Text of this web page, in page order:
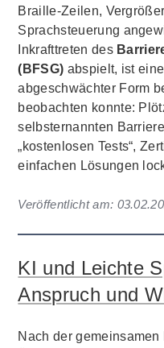
Braille-Zeilen,
Sprachsteuerung
Inkrafttreten des
(BFSG) abspielt, ist
abgeschwächter Form
beobachten konnte:
selbsternannten
„kostenlosen Tests“,
einfachen Lösungen
Veröffentlicht am:
KI und Leichte
Anspruch und
Nach der